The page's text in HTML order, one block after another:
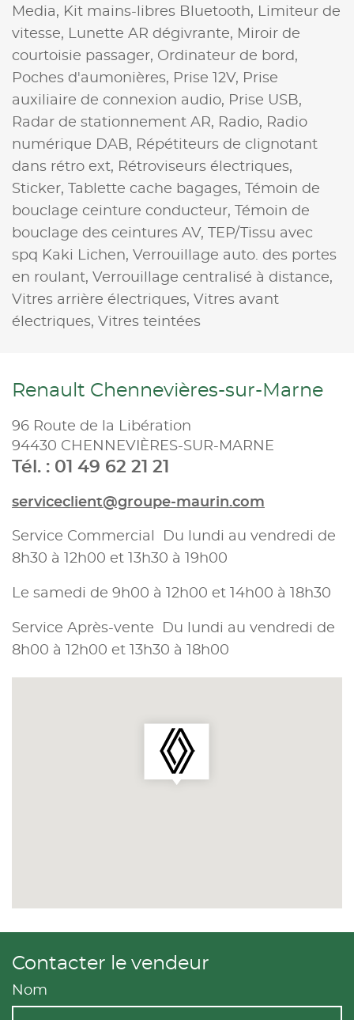
Media, Kit mains-libres Bluetooth,
Limiteur de
vitesse,
Lunette AR dégivrante, Miroir de
courtoisie passager, Ordinateur de bord,
Poches d'aumonières, Prise 12V, Prise
auxiliaire de connexion audio, Prise USB,
Radar de stationnement AR, Radio, Radio
numérique DAB, Répétiteurs de clignotant
dans rétro ext, Rétroviseurs électriques,
Sticker,
Tablette cache bagages,
Témoin de
bouclage ceinture conducteur,
Témoin de
bouclage des ceintures AV,
TEP/Tissu avec
spq Kaki Lichen, Verrouillage auto. des portes
en roulant, Verrouillage centralisé à distance,
Vitres arrière électriques, Vitres avant
électriques, Vitres teintées
Renault Chennevières-sur-Marne
96 Route de la Libération
94430 CHENNEVIÈRES-SUR-MARNE
Tél. : 01 49 62 21 21
serviceclient@groupe-maurin.com
Service Commercial Du lundi au vendredi de
8h30 à 12h00 et 13h30 à 19h00
Le samedi de 9h00 à 12h00 et 14h00 à 18h30
Service Après-vente Du lundi au vendredi de
8h00 à 12h00 et 13h30 à 18h00
Contacter le vendeur
Nom